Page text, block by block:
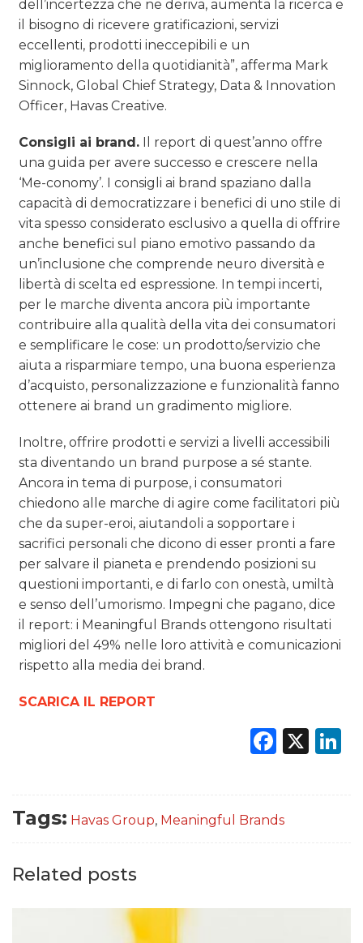
dell’incertezza che ne deriva, aumenta la ricerca e
il bisogno di ricevere gratificazioni, servizi
eccellenti, prodotti ineccepibili e un
miglioramento della quotidianità”, afferma Mark
Sinnock, Global Chief Strategy, Data & Innovation
Officer, Havas Creative.
Consigli ai brand. Il report di quest’anno offre
una guida per avere successo e crescere nella
‘Me-conomy’. I consigli ai brand spaziano dalla
capacità di democratizzare i benefici di uno stile di
vita spesso considerato esclusivo a quella di offrire
anche benefici sul piano emotivo passando da
un’inclusione che comprende neuro diversità e
libertà di scelta ed espressione. In tempi incerti,
per le marche diventa ancora più importante
contribuire alla qualità della vita dei consumatori
e semplificare le cose: un prodotto/servizio che
aiuta a risparmiare tempo, una buona esperienza
d’acquisto, personalizzazione e funzionalità fanno
ottenere ai brand un gradimento migliore.
Inoltre, offrire prodotti e servizi a livelli accessibili
sta diventando un brand purpose a sé stante.
Ancora in tema di purpose, i consumatori
chiedono alle marche di agire come facilitatori più
che da super-eroi, aiutandoli a sopportare i
sacrifici personali che dicono di esser pronti a fare
per salvare il pianeta e prendendo posizioni su
questioni importanti, e di farlo con onestà, umiltà
e senso dell’umorismo. Impegni che pagano, dice
il report: i Meaningful Brands ottengono risultati
migliori del 49% nelle loro attività e comunicazioni
rispetto alla media dei brand.
SCARICA IL REPORT
X
Tags: Havas Group, Meaningful Brands
Related posts